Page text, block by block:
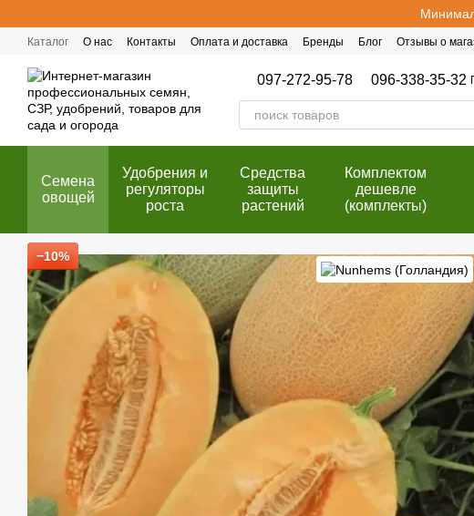
Каталог О нас Контакты Оплата и доставка Бренды Блог Отзывы о
097-272-95-78 096-338-35-32
Семена
овощей
Удобрения и
регуляторы
роста
Cредства
защиты
растений
Комплектом
дешевле
(комплекты)
−10%